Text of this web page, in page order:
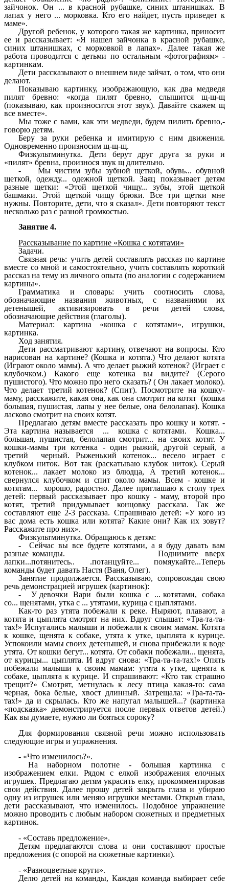
зайчонок. Он ... в красной рубашке, синих штанишках. В
лапах у него ... морковка. Кто его найдет, пусть приведет к
маме».
Другой ребенок, у которого такая же картинка, приносит
ее и рассказывает: «Я нашел зайчонка в красной рубашке,
синих штанишках, с морковкой в лапах». Далее такая же
работа проводится с детьми по остальным «фотографиям» -
картинкам.
Дети рассказывают о внешнем виде зайчат, о том, что они
делают.
Показываю картинку, изображающую, как два медведя
пилят бревно: «когда пилят бревно, слышится щ-щ-щ
(показываю, как произносится этот звук). Давайте скажем щ
все вместе».
Мы тоже с вами, как эти медведи, будем пилить бревно,-
говорю детям.
Беру за руки ребенка и имитирую с ним движения.
Одновременно произносим щ-щ-щ.
Физкультминутка. Дети берут друг друга за руки и
«пилят» бревна, произнося звук щ длительно.
- Мы чистим зубы зубной щеткой, обувь... обувной
щеткой, одежду... одежной щеткой. Заяц показывает детям
разные щетки: «Этой щеткой чищу... зубы, этой щеткой
башмаки. Этой щеткой чищу брюки. Все три щетки мне
нужны. Повторите, дети, что я сказал». Дети повторяют текст
несколько раз с разной громкостью.
Занятие 4.
Рассказывание по картине «Кошка с котятами»
Задачи.
Связная речь: учить детей составлять рассказ по картине
вместе со мной и самостоятельно, учить составлять короткий
рассказ на тему из личного опыта (по аналогии с содержанием
картины».
Грамматика и словарь: учить соотносить слова,
обозначающие названия животных, с названиями их
детенышей, активизировать в речи детей слова,
обозначающие действия (глаголы).
Материал: картина «кошка с котятами», игрушки,
картинка.
Ход занятия.
Дети рассматривают картину, отвечают на вопросы. Кто
нарисован на картине? (Кошка и котята.) Что делают котята
(Играют около мамы). А что делает рыжий котенок? (Играет с
клубочком.) Какого еще котенка вы видите? (Серого
пушистого). Что можно про него сказать? ( Он лакает молоко).
Что делает третий котенок? (Спит). Посмотрите на кошку-
маму, расскажите, какая она, как она смотрит на котят (кошка
большая, пушистая, лапы у нее белые, она белолапая). Кошка
ласково смотрит на своих котят.
Предлагаю детям вместе рассказать про кошку и котят. -
Эта картина называется ... кошка с котятами. Кошка...
большая, пушистая, белолапая смотрит... на своих котят. У
кошки-мамы три котенка - один рыжий, другой серый, а
третий черный. Рыженький котенок... весело играет с
клубком ниток. Вот так (раскатываю клубок ниток). Серый
котенок... лакает молоко из блюдца, А третий котенок...
свернулся клубочком и спит около мамы. Всем - кошке и
котятам... хорошо, радостно. Далее приглашаю к столу трех
детей: первый рассказывает про кошку - маму, второй про
котят, третий придумывает концовку рассказа. Так же
составляют еще 2-3 рассказа. Спрашиваю детей: «У кого из
вас дома есть кошка или котята? Какие они? Как их зовут?
Расскажите про них».
Физкультминутка. Обращаюсь к детям:
- Сейчас вы все будете котятами, а я буду давать вам
разные команды. Поднимите вверх
лапки...потянитесь.. .потанцуйте... помяукайте...Теперь
команды будет давать Настя (Ваня, Олег).
Занятие продолжается. Рассказываю, сопровождая свою
речь демонстрацией игрушек (картинок):
- У девочки Вари были кошка с ... котятами, собака
со... щенятами, утка с ... утятами, курица с цыплятами.
Как-то раз утята побежали к реке. Ныряют, плавают, а
котята и цыплята смотрят на них. Вдруг слышат: «Тра-та-та-
тах!» Испугались малыши и побежали к своим мамам. Котята
к кошке, щенята к собаке, утята к утке, цыплята к курице.
Успокоили мамы своих детенышей, и снова прибежали к воде
утята. От кошки бегут... котята. От собаки побежали... щенята,
от курицы... цыплята. И вдруг снова: «Тра-та-та-тах!» Опять
побежали малыши к своим мамам: утята к утке, щенята к
собаке, цыплята к курице. И спрашивают: «Кто так страшно
трещит?» Смотрят, метнулась к лесу птица какая-то: сама
черная, бока белые, хвост длинный. Затрещала: «Тра-та-та-
тах!» да и скрылась. Кто же напугал малышей...? (картинка
«подсказка» демонстрируется после первых ответов детей.)
Как вы думаете, нужно ли бояться сороку?
Для формирования связной речи можно использовать
следующие игры и упражнения.
- «Что изменилось?».
На наборном полотне - большая картинка с
изображением елки. Рядом с елкой изображения елочных
игрушек. Предлагаю детям украсить елку, прокомментировав
свои действия. Далее прошу детей закрыть глаза и убираю
одну из игрушек или меняю игрушки местами. Открыв глаза,
дети рассказывают, что изменилось. Подобное упражнение
можно проводить с любым набором сюжетных и предметных
картинок.
- «Составь предложение».
Детям предлагаются слова и они составляют простые
предложения (с опорой на сюжетные картинки).
- «Разноцветные круги».
Делю детей на команды, Каждая команда выбирает себе